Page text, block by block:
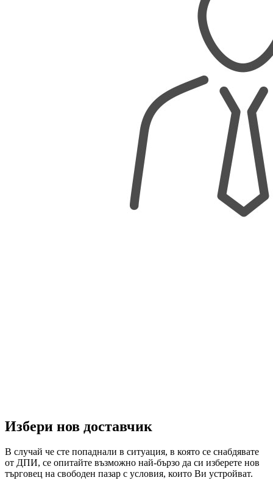
Избери нов доставчик
В случай че сте попаднали в ситуация, в която се снабдявате
от ДПИ, се опитайте възможно най-бързо да си изберете нов
търговец на свободен пазар с условия, които Ви устройват.